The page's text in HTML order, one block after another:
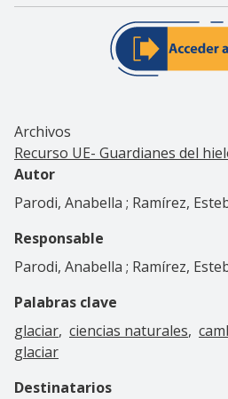
Archivos
Recurso UE- Guardianes del
Autor
Parodi, Anabella ; Ramírez,
Responsable
Parodi, Anabella ; Ramírez,
Palabras clave
glaciar ciencias naturales
glaciar
Destinatarios